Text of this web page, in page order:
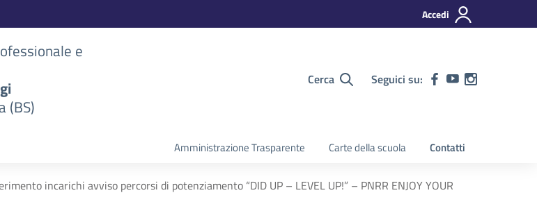
Accedi
e
(BS)
Cerca Seguici su:
Amministrazione Trasparente Carte della scuola Contatti
incarichi avviso percorsi di potenziamento “DID UP – LEVEL UP!” – PNRR ENJOY YOUR